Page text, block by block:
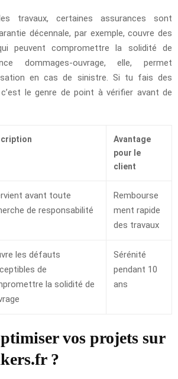
travaux, certaines assurances sont
décennale, par exemple, couvre des
peuvent compromettre la solidité de
dommages-ouvrage, elle, permet
en cas de sinistre. Si tu fais des
le genre de point à vérifier avant de
Avantage
pour le
client
avant toute
de responsabilité
Rembourse
ment rapide
des travaux
les défauts
de
la solidité de
Sérénité
pendant 10
ans
vos projets sur
?